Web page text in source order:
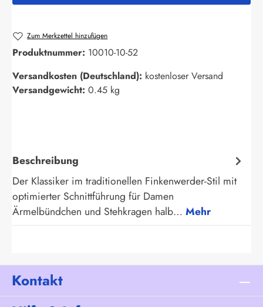
Zum Merkzettel hinzufügen
Produktnummer: 10010-10-52
Versandkosten (Deutschland): kostenloser Versand
Versandgewicht: 0.45 kg
Beschreibung
Der Klassiker im traditionellen Finkenwerder-Stil mit
optimierter Schnittführung für Damen
Ärmelbündchen und Stehkragen halb… Mehr
Kontakt